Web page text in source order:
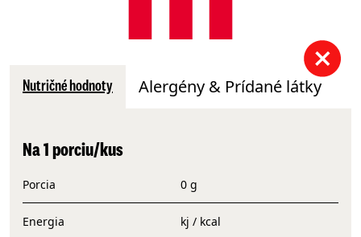
Nutričné hodnoty Alergény & Prídané látky
Na 1 porciu/kus
Porcia 0 g
Energia kj / kcal